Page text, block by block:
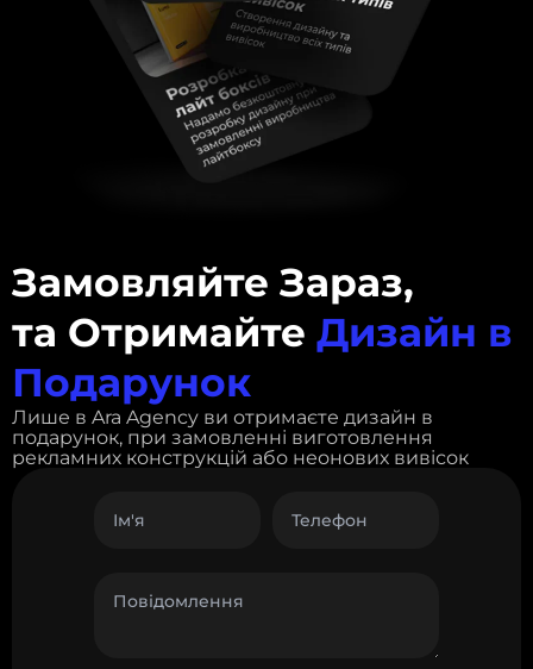
Замовляйте Зараз,
та Отримайте Дизайн в
Подарунок
Лише в Ara Agency ви отримаєте дизайн в
подарунок, при замовленні виготовлення
рекламних конструкцій або неонових вивісок